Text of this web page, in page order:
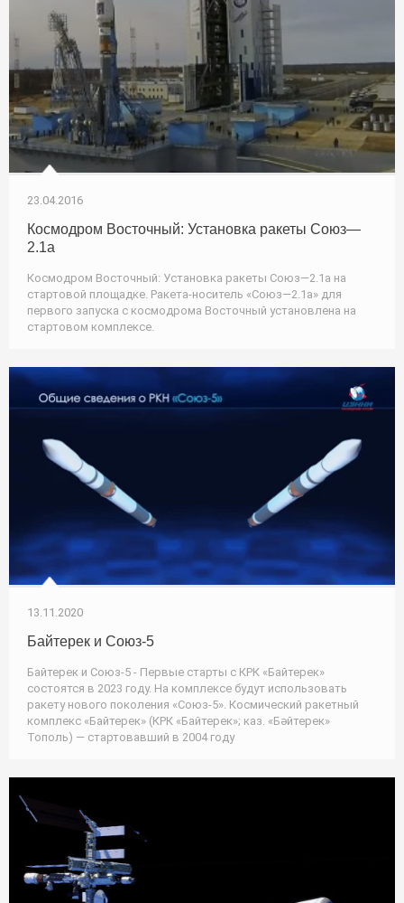
23.04.2016
Космодром Восточный: Установка ракеты Союз—
2.1а
Космодром Восточный: Установка ракеты Союз—2.1а на
стартовой площадке. Ракета-носитель «Союз—2.1а» для
первого запуска с космодрома Восточный установлена на
стартовом комплексе.
13.11.2020
Байтерек и Союз-5
Байтерек и Союз-5 - Первые старты с КРК «Байтерек»
состоятся в 2023 году. На комплексе будут использовать
ракету нового поколения «Союз-5». Космический ракетный
комплекс «Байтерек» (КРК «Байтерек»; каз. «Бәйтерек»
Тополь) — стартовавший в 2004 году